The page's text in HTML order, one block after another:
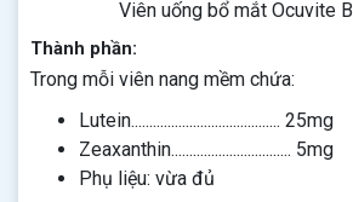
Viên uống bổ mắt Ocuvite
Thành phần:
Trong mỗi viên nang mềm chứa:
Lutein......................................... 25mg
Zeaxanthin................................. 5mg
Phụ liệu: vừa đủ